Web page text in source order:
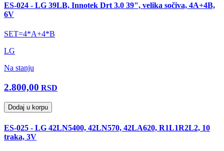
ES-024 - LG 39LB, Innotek Drt 3.0 39", velika sočiva, 4A+4B,
6V
SET=4*A+4*B
LG
Na stanju
2.800,00 RSD
Dodaj u korpu
ES-025 - LG 42LN5400, 42LN570, 42LA620, R1L1R2L2, 10
traka, 3V